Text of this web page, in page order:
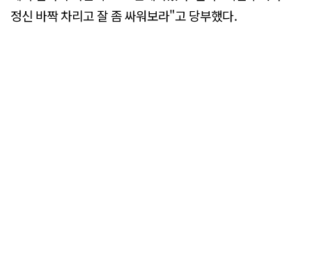
정신 바짝 차리고 잘 좀 싸워보라"고 당부했다.